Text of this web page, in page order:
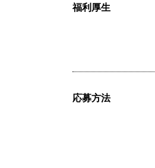
福利厚生
応募方法